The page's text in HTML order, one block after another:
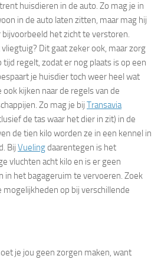
huisdieren in de auto. Zo mag je in
in de auto laten zitten, maar mag hij
het zicht te verstoren.
Dit gaat zeker ook, maar zorg
tijd regelt, zodat er nog plaats is op een
je huisdier toch weer heel wat
kijken naar de regels van de
Zo mag je bij Transavia
de tas waar het dier in zit) in de
de tien kilo worden ze in een kennel in
Bij Vuelingdaarentegen is het
vluchten acht kilo en is er geen
in het bagageruim te vervoeren. Zoek
mogelijkheden op bij verschillende
je jou geen zorgen maken, want